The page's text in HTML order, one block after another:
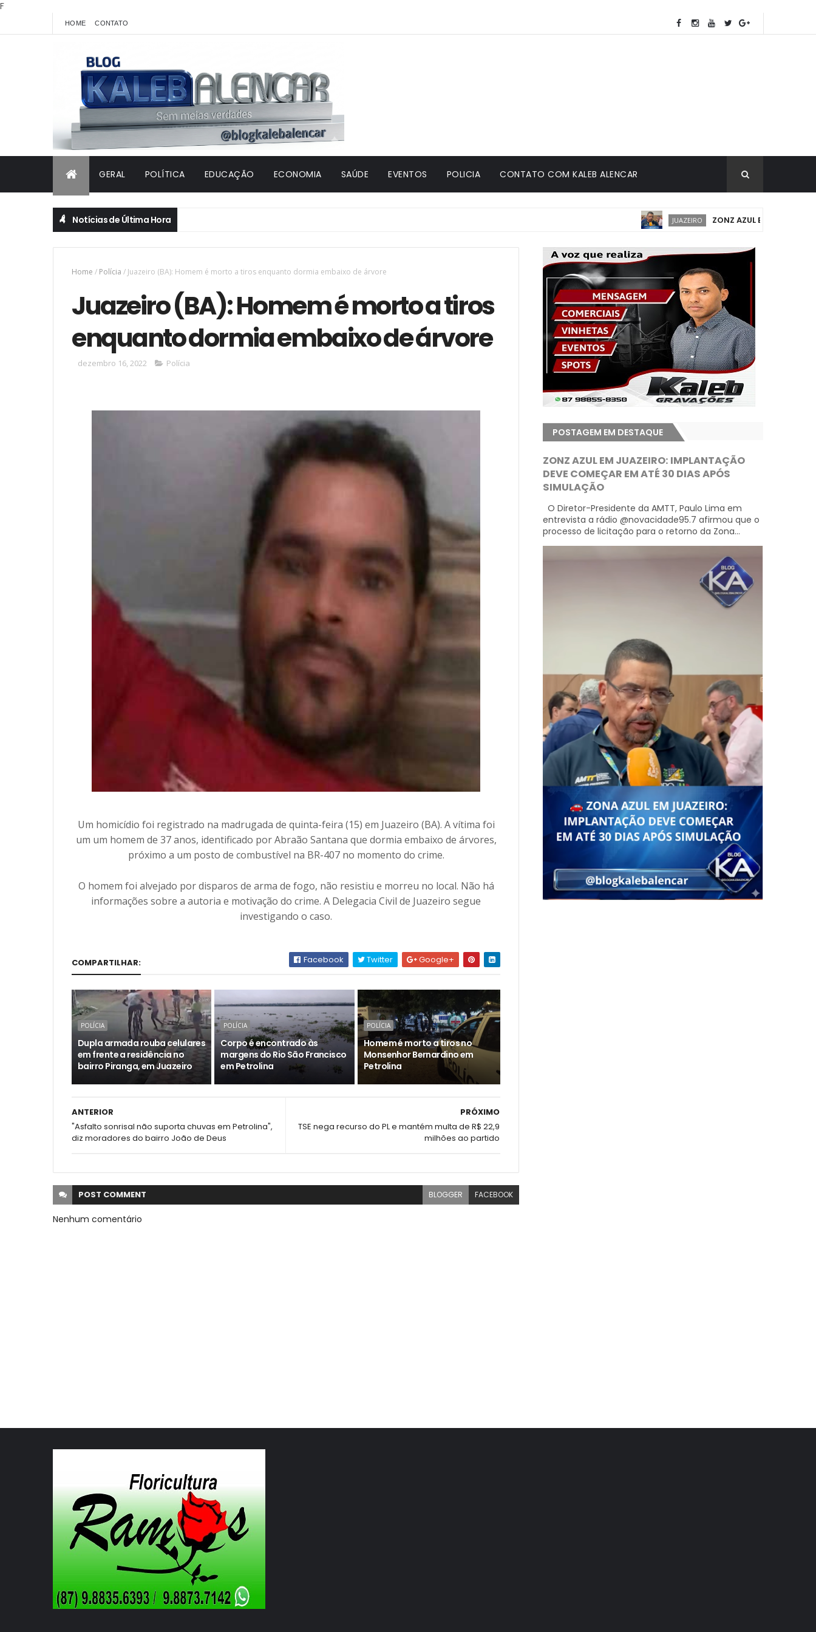
F
HOME CONTATO
GERAL POLÍTICA EDUCAÇÃO ECONOMIA SAÚDE EVENTOS POLICIA CONTATO COM KALEB ALENCAR
Notícias de Última Hora JUAZEIRO ZONZ AZUL EM JUAZEIRO:
Home / Polícia / Juazeiro (BA): Homem é morto a tiros enquanto dormia embaixo de árvore
Juazeiro (BA): Homem é morto a tiros
enquanto dormia embaixo de árvore
dezembro 16, 2022 Polícia
Um homicídio foi registrado na madrugada de quinta-feira (15) em Juazeiro (BA). A vítima foi
um um homem de 37 anos, identificado por Abraão Santana que dormia embaixo de árvores,
próximo a um posto de combustível na BR-407 no momento do crime.
O homem foi alvejado por disparos de arma de fogo, não resistiu e morreu no local. Não há
informações sobre a autoria e motivação do crime. A Delegacia Civil de Juazeiro segue
investigando o caso.
COMPARTILHAR: Facebook Twitter Google+
POLÍCIA
Dupla armada rouba celulares
em frente a residência no
bairro Piranga, em Juazeiro
POLÍCIA
Corpo é encontrado às
margens do Rio São Francisco
em Petrolina
POLÍCIA
Homem é morto a tiros no
Monsenhor Bernardino em
Petrolina
PRÓXIMO
TSE nega recurso do PL e mantém multa de R$ 22,9
milhões ao partido
ANTERIOR
"Asfalto sonrisal não suporta chuvas em Petrolina",
diz moradores do bairro João de Deus
POST COMMENT BLOGGER FACEBOOK
Nenhum comentário
POSTAGEM EM DESTAQUE
ZONZ AZUL EM JUAZEIRO: IMPLANTAÇÃO
DEVE COMEÇAR EM ATÉ 30 DIAS APÓS
SIMULAÇÃO
O Diretor-Presidente da AMTT, Paulo Lima em
entrevista a rádio @novacidade95.7 afirmou que o
processo de licitação para o retorno da Zona...